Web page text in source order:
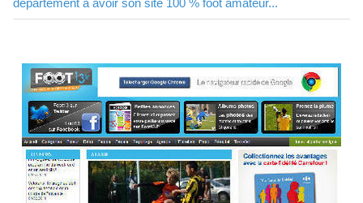
département à avoir son site 100 % foot amateur...